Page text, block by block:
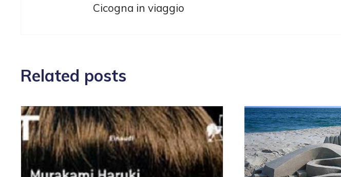
Cicogna in viaggio
Related posts